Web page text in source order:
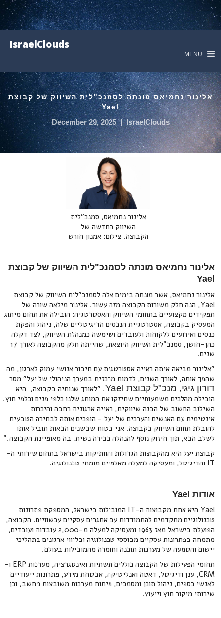
IsraelClouds
MENU
אלינור נחמיאס מונתה לסמנכ"לית השיווק של קבוצת
Yael
IsraelClouds
|
December 29, 2025
אלינור נחמיאס, סמנכ"לית
השיווק החדשה של
הקבוצה. צילום: אמנון חורש
אלינור נחמיאס מונתה לסמנכ"לית השיווק של קבוצת
Yael
אלינור נחמיאס, אשר מונתה בימים אלה לסמנכ"לית השיווק של קבוצת
Yael, הנה חלק משורות הקבוצה מזה עשור. אלינור מילאה שורה של
תפקידים מקצועיים בתחומי השיווק והאסטרטגיה: הובילה את תחום מיתוג
המעסיק בקבוצה, אסטרטגיית הנכסים הדיגיטליים שלה, ניהול והפקת
כנסים ואירועים ללקוחות ולעובדים ושימשה כמנהלת השיווק, לצד דקלה
כהן-חושן, סמנכ"לית השיווק היוצאת, שהייתה חלק מהקבוצה לאורך 17
שנים.
"אלינור מביאה איתה ראייה אסטרטגית עם חיבור אנושי עמוק לארגון, מה
שהפך אותה, לאורך השנים, לדמות מרכזית במערך הניהולי של יעל" מסר
דורון גיגי, מנכ"ל קבוצת Yael
. "לאורך שנותיה בקבוצה, היא
הובילה מהלכים משמעותיים שחיזקו את המותג שלנו כלפי פנים וכלפי חוץ.
השילוב החשוב של הבנה שיווקית, ראייה ארגונית רחבה והיכרות
אינטימית עם האנשים והערכים של יעל - הופכים אותה לבחירה הטבעית
להובלת תחום השיווק בקבוצה. אני בטוח שבשנים הבאות תוביל אותו
לשלב הבא, תוך חיזוק נוסף להנהלה בכירה נשית, בה מאופיינת הקבוצה."
קבוצת יעל היא מהקבוצות הגדולות והוותיקות בישראל בתחום שירותי ה-
IT והדיגיטל, ומעסיקה למעלה מאלפיים מומחי טכנולוגיה.
אודות Yael
Yael היא אחת מקבוצות ה-IT המובילות בישראל, המספקת פתרונות
טכנולוגיים מתקדמים להתמודדות עם אתגרים עסקיים עכשוויים. הקבוצה,
הפועלת בישראל מאז 1963 ומעסיקה למעלה מ-2,000 עובדות ועובדים,
מתמחה בפתרונות עסקיים מבוססי טכנולוגיה ובליווי ארגונים בתהליכי
יישום והטמעה של מערכות תוכנה וחומרה מהמובילות בעולם.
תחומי הפעילות של הקבוצה כוללים תשתיות ואינטגרציה, מערכות ERP ו-
CRM, ענן ודיגיטל, דאטה ואנליטיקה, אבטחת מידע, פתרונות ייעודיים
לאנשי כספים, ניהול תוכן ומסמכים, פיתוח מערכות משובצות מחשב, וכן
שירותי מיקור חוץ וייעוץ.